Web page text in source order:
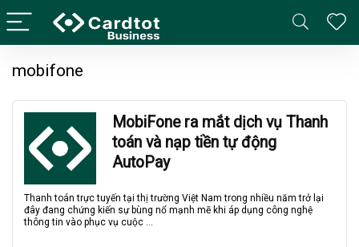
mobifone
MobiFone ra mắt dịch vụ Thanh
toán và nạp tiền tự động
AutoPay
Thanh toán trực tuyến tại thị trường Việt Nam trong nhiều năm trở lại
đây đang chứng kiến sự bùng nổ mạnh mẽ khi áp dụng công nghệ
thông tin vào phục vụ cuộc ...